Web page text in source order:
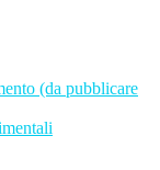
(da pubblicare